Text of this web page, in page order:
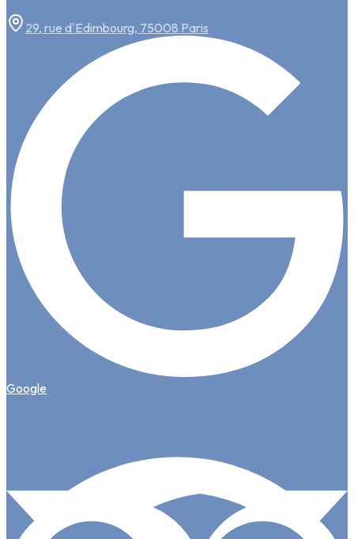
29, rue d'Edimbourg, 75008 Paris
Google